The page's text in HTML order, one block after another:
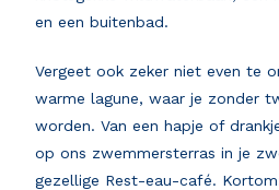
en een buitenbad.
Vergeet ook zeker niet even te
warme lagune, waar je zonder
worden. Van een hapje of
op ons zwemmersterras in je
gezellige Rest-eau-café.